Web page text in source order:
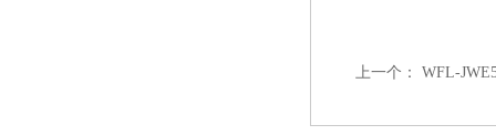
上一个： WFL-